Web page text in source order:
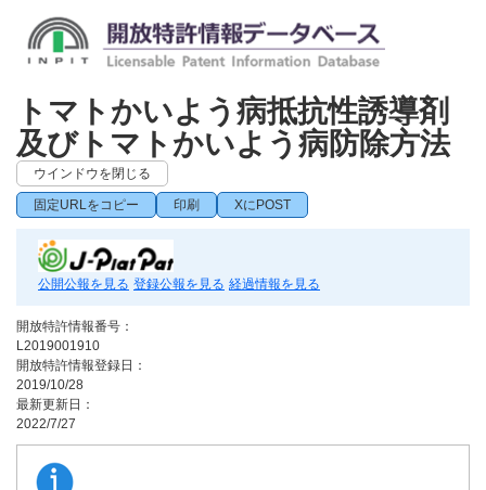
トマトかいよう病抵抗性誘導剤
及びトマトかいよう病防除方法
ウインドウを閉じる
固定URLをコピー 印刷 XにPOST
公開公報を見る 登録公報を見る 経過情報を見る
開放特許情報番号：
L2019001910
開放特許情報登録日：
2019/10/28
最新更新日：
2022/7/27